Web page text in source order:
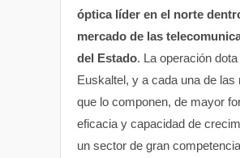
óptica líder en el norte
mercado de las
del Estado. La operación
Euskaltel, y a cada una de las
que lo componen, de mayor
eficacia y capacidad de
un sector de gran